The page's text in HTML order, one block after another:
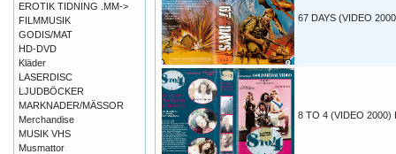
67 DAYS (VIDEO
8 TO 4 (VIDEO 2000)
EROTIK TIDNING .MM->
FILMMUSIK
GODIS/MAT
HD-DVD
Kläder
LASERDISC
LJUDBÖCKER
MARKNADER/MÄSSOR
Merchandise
MUSIK VHS
Musmattor